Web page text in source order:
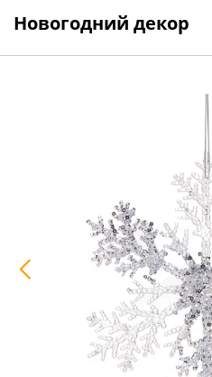
Новогодний декор